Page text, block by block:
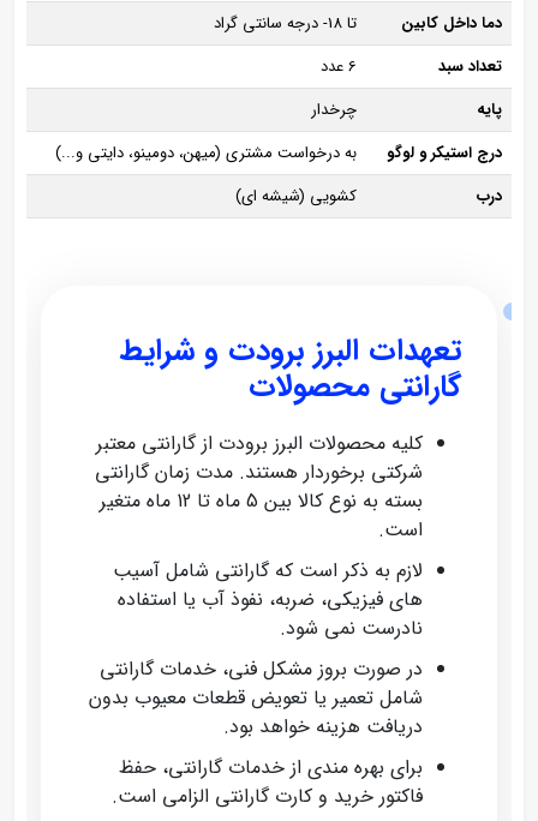
دما داخل کابین
تا 18- درجه سانتی گراد
تعداد سبد
6 عدد
پایه
چرخدار
درج استیکر و لوگو
به درخواست مشتری (میهن، دومینو، دایتی و...)
درب
کشویی (شیشه ای)
تعهدات البرز برودت و شرایط
گارانتی محصولات
کلیه محصولات البرز برودت از گارانتی معتبر
شرکتی برخوردار هستند. مدت زمان گارانتی
بسته به نوع کالا بین 5 ماه تا 12 ماه متغیر
است.
لازم به ذکر است که گارانتی شامل آسیب‌
های فیزیکی، ضربه، نفوذ آب یا استفاده
نادرست نمی‌ شود.
در صورت بروز مشکل فنی، خدمات گارانتی
شامل تعمیر یا تعویض قطعات معیوب بدون
دریافت هزینه خواهد بود.
برای بهره‌ مندی از خدمات گارانتی، حفظ
فاکتور خرید و کارت گارانتی الزامی است.